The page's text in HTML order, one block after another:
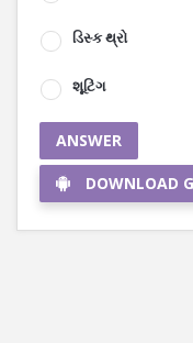
ડિસ્ક થ્રો
શૂટિંગ
ANSWER
DOWNLOAD